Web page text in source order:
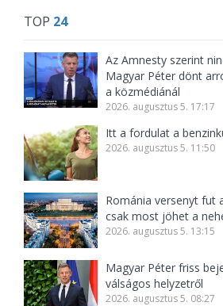
TOP 24
Az Amnesty szerint
Magyar Péter dönt
a közmédiánál
2026. augusztus 5. 17:17
Itt a fordulat a
2026. augusztus 5. 11:50
Románia versenyt fut
csak most jöhet a
2026. augusztus 5. 13:15
Magyar Péter friss
válságos helyzetről
2026. augusztus 5. 08:27